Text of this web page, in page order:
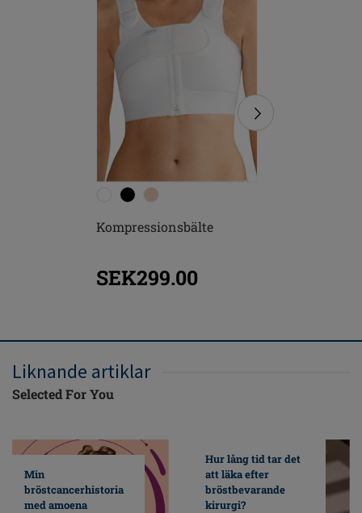
Kompressionsbälte
SEK299.00
Liknande artiklar
Selected For You
Min
bröstcancerhistoria
med amoena
Hur lång tid tar det
att läka efter
bröstbevarande
kirurgi?